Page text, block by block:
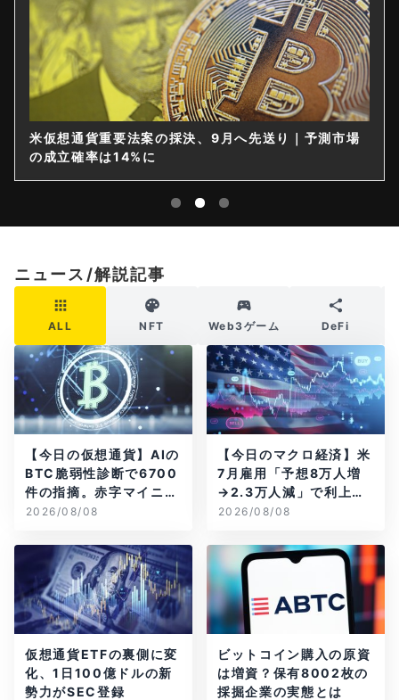
米仮想通貨重要法案の採決、9月へ先送り｜予測市場
の成立確率は14%に
ニュース/解説記事
ALL NFT Web3ゲーム DeFi
【今日の仮想通貨】AIの
BTC脆弱性診断で6700
件の指摘。赤字マイニン
グ企業はAIに賭ける
2026/08/08
【今日のマクロ経済】米
7月雇用「予想8万人増
→2.3万人減」で利上げ
観測後退
2026/08/08
仮想通貨ETFの裏側に変
化、1日100億ドルの新
勢力がSEC登録
ビットコイン購入の原資
は増資？保有8002枚の
採掘企業の実態とは